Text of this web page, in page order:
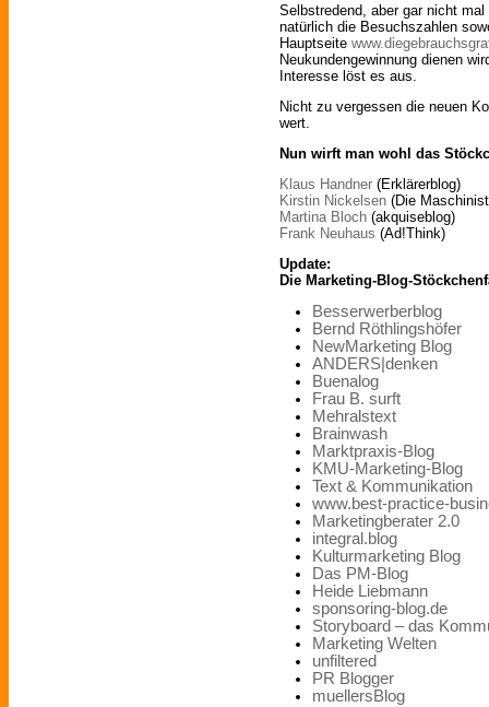
Selbstredend, aber gar nicht
natürlich die Besuchszahlen
Hauptseite
Neukundengewinnung dienen
Interesse löst es aus.
Nicht zu vergessen die neuen
wert.
Nun wirft man wohl das
Klaus Handner (Erklärerblog)
Kirstin Nickelsen (Die
Martina Bloch (akquiseblog)
Frank Neuhaus (Ad!Think)
Update:
Die Marketing-Blog-
Besserwerberblog
Bernd Röthlingshöfer
NewMarketing Blog
ANDERS|denken
Buenalog
Frau B. surft
Mehralstext
Brainwash
Marktpraxis-Blog
KMU-Marketing-Blog
Text & Kommunikation
www.best-practice-
Marketingberater 2.0
integral.blog
Kulturmarketing Blog
Das PM-Blog
Heide Liebmann
sponsoring-blog.de
Storyboard – das
Marketing Welten
unfiltered
PR Blogger
muellersBlog